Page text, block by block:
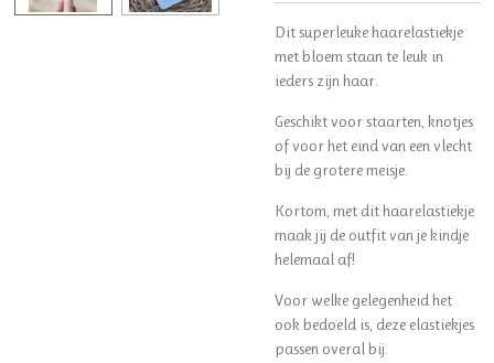
Dit superleuke haarelastiekje
met bloem staan te leuk in
ieders zijn haar.
Geschikt voor staarten, knotjes
of voor het eind van een vlecht
bij de grotere meisje.
Kortom, met dit haarelastiekje
maak jij de outfit van je kindje
helemaal af!
Voor welke gelegenheid het
ook bedoeld is, deze elastiekjes
passen overal bij.